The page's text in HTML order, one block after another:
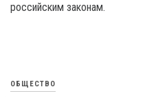
российским законам.
ОБЩЕСТВО